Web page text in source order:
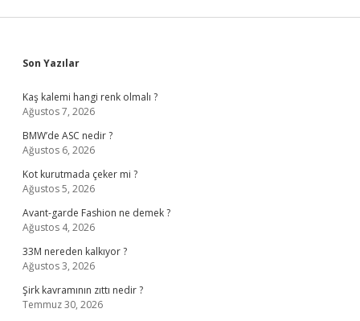
Sidebar
Son Yazılar
Kaş kalemi hangi renk olmalı ?
Ağustos 7, 2026
BMW’de ASC nedir ?
Ağustos 6, 2026
Kot kurutmada çeker mi ?
Ağustos 5, 2026
Avant-garde Fashion ne demek ?
Ağustos 4, 2026
33M nereden kalkıyor ?
Ağustos 3, 2026
Şirk kavramının zıttı nedir ?
Temmuz 30, 2026